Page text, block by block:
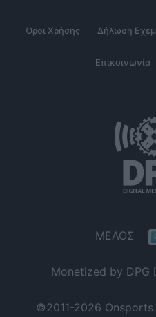
Όροι Χρήσης Δήλωση
Επικοινωνία
ΜΕΛΟΣ
Monetized by DPG
©2011-2026